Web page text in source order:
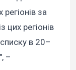
за
цих регіонів
в 20–
–